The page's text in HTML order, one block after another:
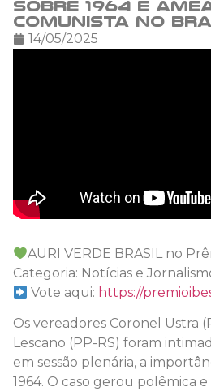
sobre 1964 e
comunista no
14/05/2025
AURI VERDE BRASIL no
Categoria: Notícias e
Vote aqui: https://
Os vereadores Coronel Ustra
Lescano (PP-RS) foram
em sessão plenária, a
1964. O caso gerou polêmica